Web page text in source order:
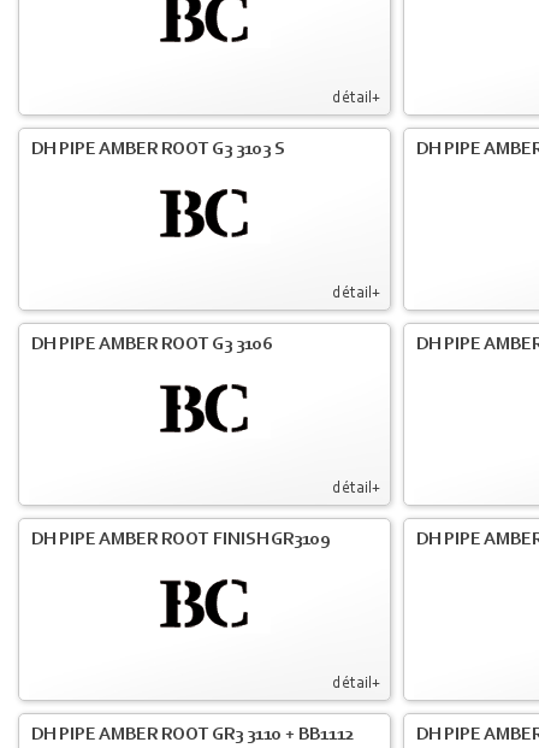
détail+
détail+
DH PIPE AMBER ROOT G3 3103 S DH PIPE
détail+
DH PIPE AMBER ROOT G3 3106 DH PIPE
détail+
DH PIPE AMBER ROOT FINISH GR3109 DH PIPE
DH PIPE AMBER ROOT GR3 3110 + BB1112 DH PIPE